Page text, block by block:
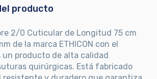
producto
2/0 Cuticular de Longitud 75 cm
de la marca ETHICON con el
un producto de alta calidad
quirúrgicas. Está fabricado